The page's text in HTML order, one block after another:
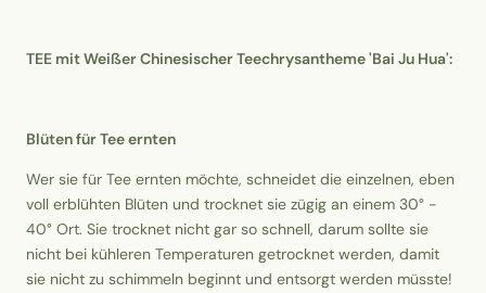
TEE mit Weißer Chinesischer Teechrysantheme 'Bai Ju Hua':
Blüten für Tee ernten
Wer sie für Tee ernten möchte, schneidet die einzelnen, eben
voll erblühten Blüten und trocknet sie zügig an einem 30° -
40° Ort. Sie trocknet nicht gar so schnell, darum sollte sie
nicht bei kühleren Temperaturen getrocknet werden, damit
sie nicht zu schimmeln beginnt und entsorgt werden müsste!